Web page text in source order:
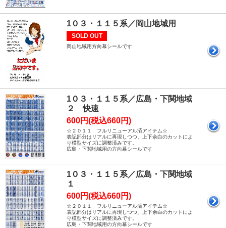
1０３・１１５系／岡山地域用
SOLD OUT
岡山地域用方向幕シールです
1０３・１１５系／広島・下関地域
２ 快速
600円(税込660円)
☆２０１１ フルリニューアル済アイテム☆
表記部分はリアルに再現しつつ、上下余白のカットによ
り模型サイズに調整済みです。
広島・下関地域用の方向幕シールです
1０３・１１５系／広島・下関地域
１
600円(税込660円)
☆２０１１ フルリニューアル済アイテム☆
表記部分はリアルに再現しつつ、上下余白のカットによ
り模型サイズに調整済みです。
広島・下関地域用の方向幕シールです